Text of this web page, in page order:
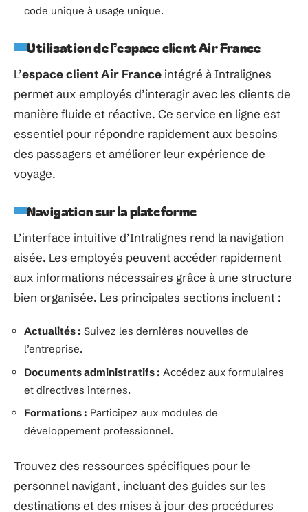
code unique à usage unique.
Utilisation de l’espace client Air France
L’espace client Air France intégré à Intralignes
permet aux employés d’interagir avec les clients de
manière fluide et réactive. Ce service en ligne est
essentiel pour répondre rapidement aux besoins
des passagers et améliorer leur expérience de
voyage.
Navigation sur la plateforme
L’interface intuitive d’Intralignes rend la navigation
aisée. Les employés peuvent accéder rapidement
aux informations nécessaires grâce à une structure
bien organisée. Les principales sections incluent :
Actualités : Suivez les dernières nouvelles de
l’entreprise.
Documents administratifs : Accédez aux formulaires
et directives internes.
Formations : Participez aux modules de
développement professionnel.
Trouvez des ressources spécifiques pour le
personnel navigant, incluant des guides sur les
destinations et des mises à jour des procédures